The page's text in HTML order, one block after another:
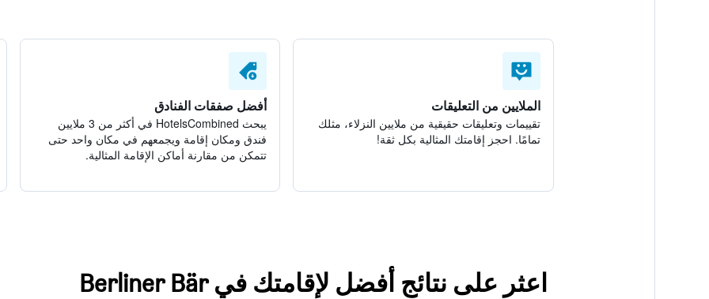
الملايين من التعليقات
تقييمات وتعليقات حقيقية من ملايين النزلاء، مثلك
تمامًا. احجز إقامتك المثالية بكل ثقة!
أفضل صفقات الفنادق
يبحث HotelsCombined في أكثر من 3 ملايين
فندق ومكان إقامة ويجمعهم في مكان واحد حتى
تتمكن من مقارنة أماكن الإقامة المثالية.
اعثر على نتائج أفضل لإقامتك في Berliner Bär